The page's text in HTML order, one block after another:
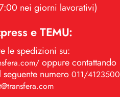
nei giorni lavorativi)
e TEMU:
le spedizioni su:
oppure contattando
seguente numero011/4123500